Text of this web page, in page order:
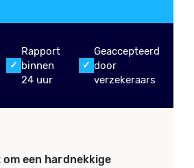
Rapport
binnen
24 uur
Geaccepteerd
door
verzekeraars
een hardnekkige